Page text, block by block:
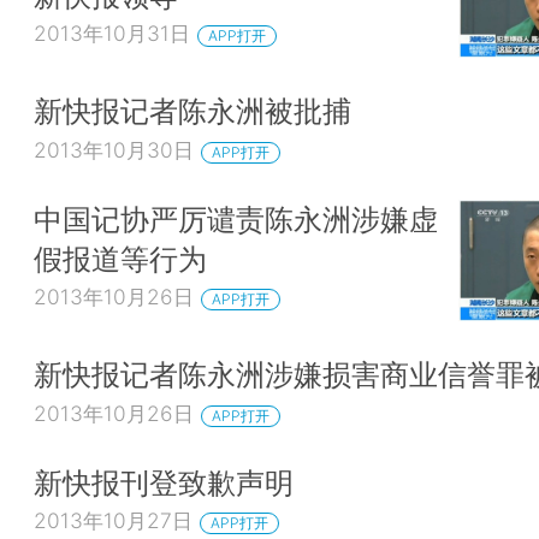
2013年10月31日 APP打开
新快报记者陈永洲被批捕
2013年10月30日 APP打开
中国记协严厉谴责陈永洲涉嫌虚
假报道等行为
2013年10月26日 APP打开
新快报记者陈永洲涉嫌损害商业信誉罪
2013年10月26日 APP打开
新快报刊登致歉声明
2013年10月27日 APP打开